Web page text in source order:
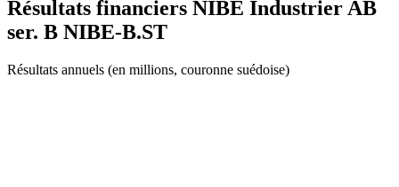
Résultats financiers NIBE Industrier AB
ser. B NIBE-B.ST
Résultats annuels (en millions, couronne suédoise)